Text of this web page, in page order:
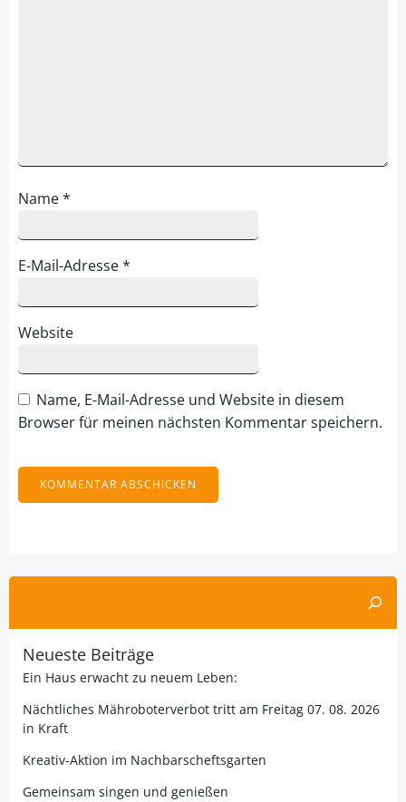
Name*
E-Mail-Adresse*
Website
Name, E-Mail-Adresse und Website in diesem
Browser für meinen nächsten Kommentar speichern.
Neueste Beiträge
Ein Haus erwacht zu neuem Leben:
Nächtliches Mähroboterverbot tritt am Freitag 07. 08. 2026
in Kraft
Kreativ-Aktion im Nachbarscheftsgarten
Gemeinsam singen und genießen